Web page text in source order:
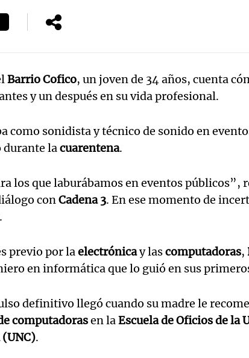
Barrio Cofico, un joven de 34 años, cuenta
y un después en su vida profesional.
como sonidista y técnico de sonido en
durante lacuarentena.
los que laburábamos en eventos públicos”,
conCadena 3. En ese momento de
.
previo por laelectrónicay lascomputadoras,
en informática que lo guió en sus
definitivo llegó cuando su madre le
computadorasen laEscuela de Oficios de la
.
Notas
Mundial 2026
Notas
La Sole en Cadena 3